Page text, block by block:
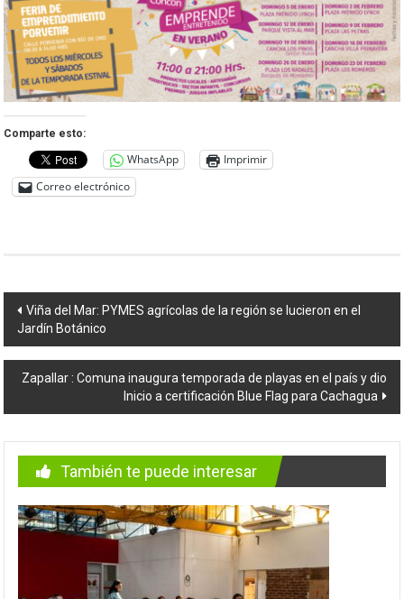
Comparte esto:
WhatsApp
Imprimir
Correo electrónico
Navegación
de
entradas
Viña del Mar: PYMES agrícolas de la región se lucieron en el
Jardín Botánico
Zapallar : Comuna inaugura temporada de playas en el país y dio
Inicio a certificación Blue Flag para Cachagua
También te puede interesar